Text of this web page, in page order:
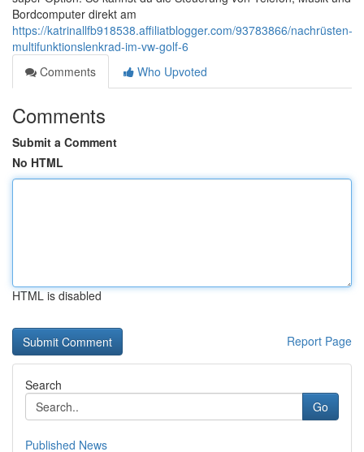
Bordcomputer direkt am
https://katrinallfb918538.affiliatblogger.com/93783866/nachrüsten-
multifunktionslenkrad-im-vw-golf-6
Comments
Who Upvoted
Comments
Submit a Comment
No HTML
HTML is disabled
Report Page
Search
Go
Published News